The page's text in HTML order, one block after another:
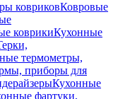
ковриковКовровые
коврикиКухонные
термометры,
приборы для
Кухонные
фартуки,